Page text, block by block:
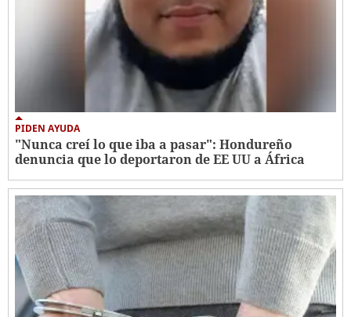
PIDEN AYUDA
"Nunca creí lo que iba a pasar": Hondureño
denuncia que lo deportaron de EE UU a África